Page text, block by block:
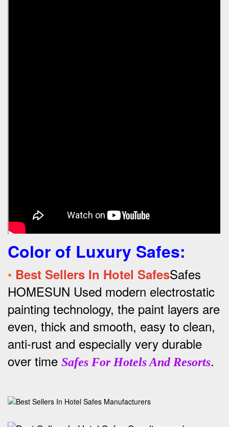
Color of Luxury Safes:
• Best Sellers In Hotel SafesSafes
HOMESUN Used modern electrostatic
painting technology, the paint layers are
even, thick and smooth, easy to clean,
anti-rust and especially very durable
over time Safes For Hotels And Resorts.